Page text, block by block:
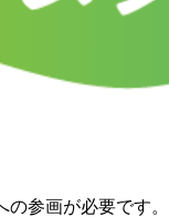
参画が必要です。